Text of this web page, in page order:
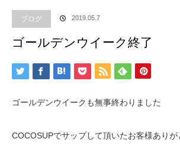
ブログ 2019.05.7
ゴールデンウイーク終了
ゴールデンウイークも無事終わりました
COCOSUPでサップして頂いたお客様ありが